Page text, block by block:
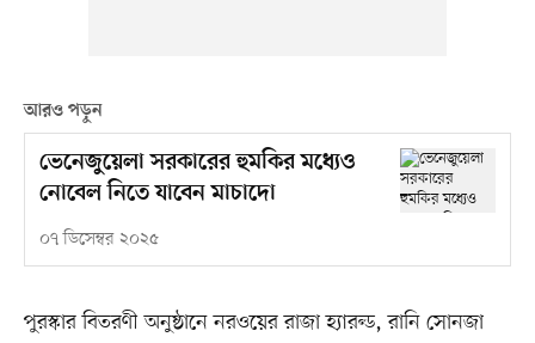
আরও পড়ুন
ভেনেজুয়েলা সরকারের হুমকির মধ্যেও
নোবেল নিতে যাবেন মাচাদো
০৭ ডিসেম্বর ২০২৫
পুরস্কার বিতরণী অনুষ্ঠানে নরওয়ের রাজা হ্যারল্ড, রানি সোনজা